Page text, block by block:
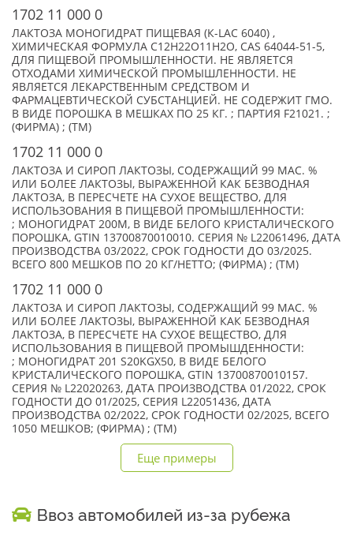
1702 11 000 0
ЛАКТОЗА МОНОГИДРАТ ПИЩЕВАЯ (К-LAC 6040) ,
ХИМИЧЕСКАЯ ФОРМУЛА C12H22O11H2O, CAS 64044-51-5,
ДЛЯ ПИЩЕВОЙ ПРОМЫШЛЕННОСТИ. НЕ ЯВЛЯЕТСЯ
ОТХОДАМИ ХИМИЧЕСКОЙ ПРОМЫШЛЕННОСТИ. НЕ
ЯВЛЯЕТСЯ ЛЕКАРСТВЕННЫМ СРЕДСТВОМ И
ФАРМАЦЕВТИЧЕСКОЙ СУБСТАНЦИЕЙ. НЕ СОДЕРЖИТ ГМО.
В ВИДЕ ПОРОШКА В МЕШКАХ ПО 25 КГ. ; ПАРТИЯ F21021. ;
(ФИРМА) ; (TM)
1702 11 000 0
ЛАКТОЗА И СИРОП ЛАКТОЗЫ, СОДЕРЖАЩИЙ 99 МАС. %
ИЛИ БОЛЕЕ ЛАКТОЗЫ, ВЫРАЖЕННОЙ КАК БЕЗВОДНАЯ
ЛАКТОЗА, В ПЕРЕСЧЕТЕ НА СУХОЕ ВЕЩЕСТВО, ДЛЯ
ИСПОЛЬЗОВАНИЯ В ПИЩЕВОЙ ПРОМЫШЛЕННОСТИ:
; МОНОГИДРАТ 200М, В ВИДЕ БЕЛОГО КРИСТАЛИЧЕСКОГО
ПОРОШКА, GTIN 13700870010010. СЕРИЯ № L22061496, ДАТА
ПРОИЗВОДСТВА 03/2022, СРОК ГОДНОСТИ ДО 03/2025.
ВСЕГО 800 МЕШКОВ ПО 20 КГ/НЕТТО; (ФИРМА) ; (TM)
1702 11 000 0
ЛАКТОЗА И СИРОП ЛАКТОЗЫ, СОДЕРЖАЩИЙ 99 МАС. %
ИЛИ БОЛЕЕ ЛАКТОЗЫ, ВЫРАЖЕННОЙ КАК БЕЗВОДНАЯ
ЛАКТОЗА, В ПЕРЕСЧЕТЕ НА СУХОЕ ВЕЩЕСТВО, ДЛЯ
ИСПОЛЬЗОВАНИЯ В ПИЩЕВОЙ ПРОМЫШДЕННОСТИ:
; МОНОГИДРАТ 201 S20KGX50, В ВИДЕ БЕЛОГО
КРИСТАЛИЧЕСКОГО ПОРОШКА, GTIN 13700870010157.
СЕРИЯ № L22020263, ДАТА ПРОИЗВОДСТВА 01/2022, СРОК
ГОДНОСТИ ДО 01/2025, СЕРИЯ L22051436, ДАТА
ПРОИЗВОДСТВА 02/2022, СРОК ГОДНОСТИ 02/2025, ВСЕГО
1050 МЕШКОВ; (ФИРМА) ; (TM)
Еще примеры
Ввоз автомобилей из-за рубежа